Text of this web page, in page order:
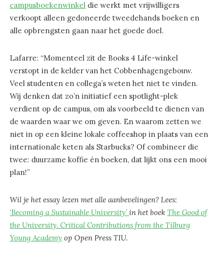
campusboekenwinkel die werkt met vrijwilligers
verkoopt alleen gedoneerde tweedehands boeken en
alle opbrengsten gaan naar het goede doel.
Lafarre: “Momenteel zit de Books 4 Life-winkel
verstopt in de kelder van het Cobbenhagengebouw.
Veel studenten en collega’s weten het niet te vinden.
Wij denken dat zo’n initiatief een spotlight-plek
verdient op de campus, om als voorbeeld te dienen van
de waarden waar we om geven. En waarom zetten we
niet in op een kleine lokale coffeeshop in plaats van een
internationale keten als Starbucks? Of combineer die
twee: duurzame koffie én boeken, dat lijkt ons een mooi
plan!”
Wil je het essay lezen met alle aanbevelingen? Lees:
‘Becoming a Sustainable University’ in het boek The Good of
the University. Critical Contributions from the Tilburg
Young Academy op Open Press TIU.